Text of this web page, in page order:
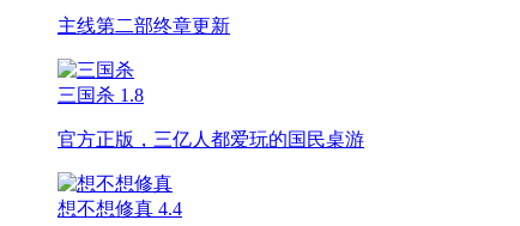
主线第二部终章更新
三国杀 1.8
官方正版，三亿人都爱玩的国民桌游
想不想修真 4.4